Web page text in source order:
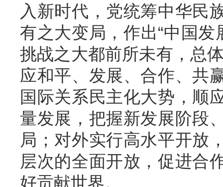
入新时代，党统筹中华民
有之大变局，作出“中国发
挑战之大都前所未有，总
应和平、发展、合作、共
国际关系民主化大势，顺
量发展，把握新发展阶段
局；对外实行高水平开放
层次的全面开放，促进合
好贡献世界。